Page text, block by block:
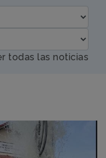
todas las noticias